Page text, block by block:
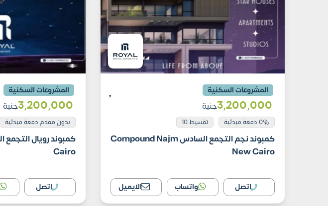
المشروعات السكنية
3٬200٬000جنية
0% دفعة مبدئية تقسيط 10
كمبوند نجم التجمع السادس Compound Najm
New Cairo
اتصل واتساب الايميل
المشروعات السكنية
3٬200٬000جنية
بدون مقدم دفعة مبدئية
Cairo
اتصل